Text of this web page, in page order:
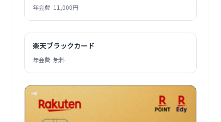
年会費: 11,000円
楽天ブラックカード
年会費: 無料